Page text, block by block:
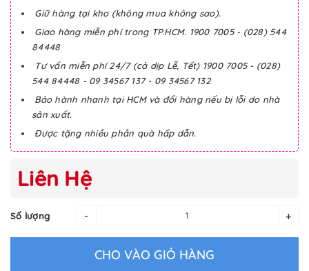
Giữ hàng tại kho (không mua không sao).
Giao hàng miễn phí trong TP.HCM. 1900 7005 - (028) 544
84448
Tư vấn miễn phí 24/7 (cả dịp Lễ, Tết) 1900 7005 - (028)
544 84448 - 09 34567 137 - 09 34567 132
Bảo hành nhanh tại HCM và đổi hàng nếu bị lỗi do nhà
sản xuất.
Được tặng nhiều phần quà hấp dẫn.
Liên Hệ
Số lượng - +
CHO VÀO GIỎ HÀNG